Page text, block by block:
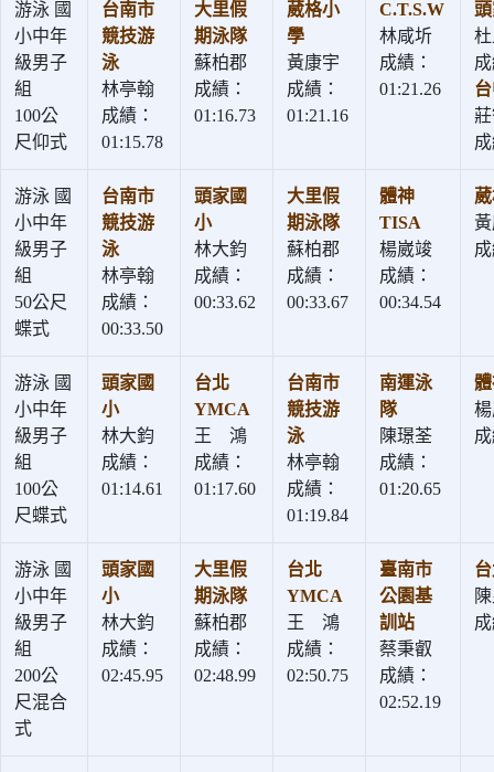
游泳 國
小中年
級男子
組
100公
尺仰式
台南市
競技游
泳
林亭翰
成績：
01:15.78
大里假
期泳隊
蘇柏郡
成績：
01:16.73
葳格小
學
黃康宇
成績：
01:21.16
C.T.S.W
林咸圻
成績：
01:21.26
游泳 國
小中年
級男子
組
50公尺
蝶式
台南市
競技游
泳
林亭翰
成績：
00:33.50
頭家國
小
林大鈞
成績：
00:33.62
大里假
期泳隊
蘇柏郡
成績：
00:33.67
體神
TISA
楊崴竣
成績：
00:34.54
游泳 國
小中年
級男子
組
100公
尺蝶式
頭家國
小
林大鈞
成績：
01:14.61
台北
YMCA
王 鴻
成績：
01:17.60
台南市
競技游
泳
林亭翰
成績：
01:19.84
南運泳
隊
陳璟荃
成績：
01:20.65
游泳 國
小中年
級男子
組
200公
尺混合
式
頭家國
小
林大鈞
成績：
02:45.95
大里假
期泳隊
蘇柏郡
成績：
02:48.99
台北
YMCA
王 鴻
成績：
02:50.75
臺南市
公園基
訓站
蔡秉叡
成績：
02:52.19